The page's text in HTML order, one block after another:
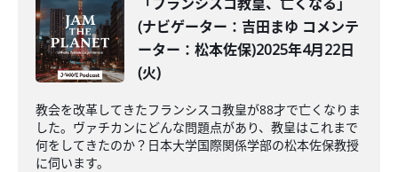
(ナビゲーター：吉田まゆ コメンテ
ーター：松本佐保)2025年4月22日
(火)
教会を改革してきたフランシスコ教皇が88才で亡くなりま
した。ヴァチカンにどんな問題点があり、教皇はこれまで
何をしてきたのか？日本大学国際関係学部の松本佐保教授
に伺います。